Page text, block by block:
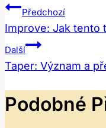
Navigace
Pro
Příspěvek
Předchozí
Improve: Jak tento
Další
Taper: Význam a
Podobné